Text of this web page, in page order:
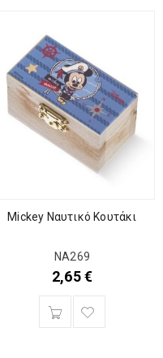
Mickey Ναυτικό Κουτάκι
ΝΑ269
2,65€